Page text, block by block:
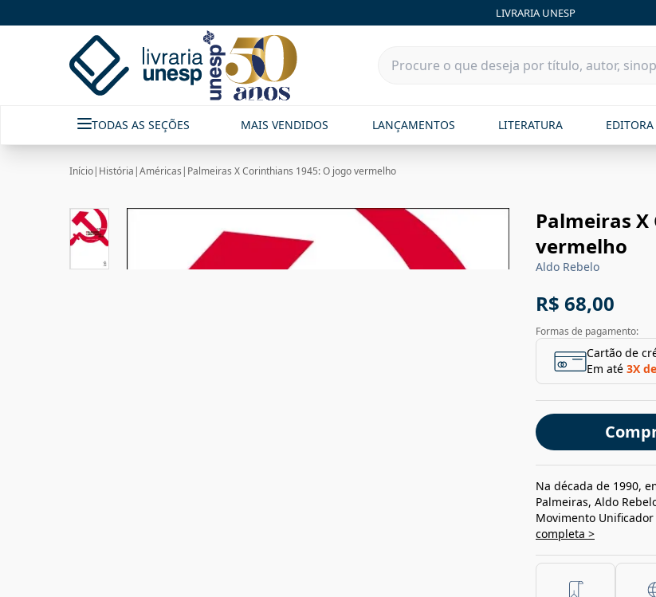
LIVRARIA UNESP
TODAS AS SEÇÕES MAIS VENDIDOS LANÇAMENTOS LITERATURA
Início| História |Américas | Palmeiras X Corinthians 1945: O jogo vermelho
Palmeiras
vermelho
Aldo Rebelo
R$ 68,00
Formas de pagamento:
Cartão de
Em até 3X de
Na década de 1990,
Palmeiras, Aldo
Movimento Unificador
completa >